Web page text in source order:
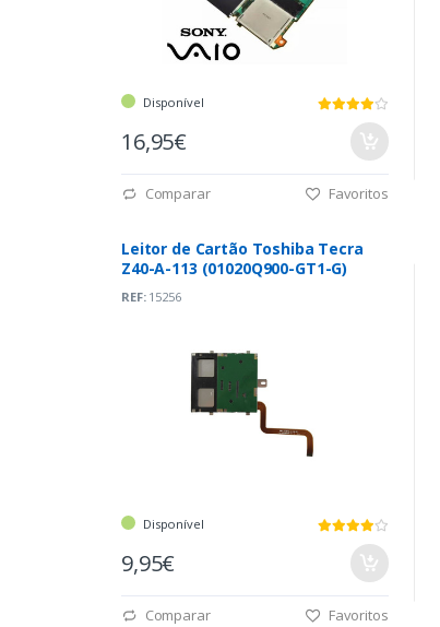
Disponível
16,95€
Comparar Favoritos
Leitor de Cartão Toshiba Tecra
Z40-A-113 (01020Q900-GT1-G)
REF:15256
Disponível
9,95€
Comparar Favoritos